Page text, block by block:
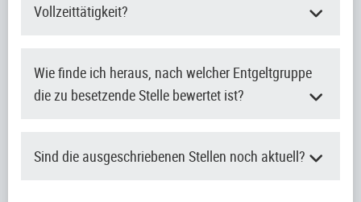
Vollzeittätigkeit?
Wie finde ich heraus, nach welcher Entgeltgruppe
die zu besetzende Stelle bewertet ist?
Sind die ausgeschriebenen Stellen noch aktuell?